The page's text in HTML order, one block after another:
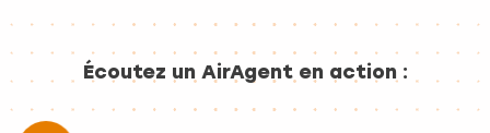
Écoutez un AirAgent en action :